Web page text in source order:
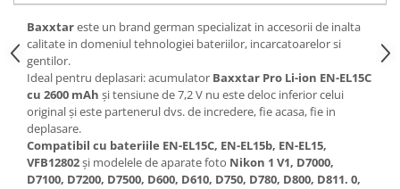
Cablu date
tableta
Telefoane mobile
Casti
Telefoane mobile
Custi aparate foto-video
Incarcatoare auto
Telefoane mobile
Baxxtareste un brand german specializat in accesorii de inalta
calitate in domeniul tehnologiei bateriilor, incarcatoarelor si
gentilor.
Ideal pentru deplasari: acumulator Baxxtar Pro Li-ion EN-EL15C
cu 2600 mAh și tensiune de 7,2 V nu este deloc inferior celui
original și este partenerul dvs. de incredere, fie acasa, fie in
deplasare.
Compatibil cu bateriile EN-EL15C, EN-EL15b, EN-EL15,
VFB12802și modelele de aparate foto Nikon 1 V1, D7000,
D7100, D7200, D7500, D600, D610, D750, D780, D800, D811. 0,